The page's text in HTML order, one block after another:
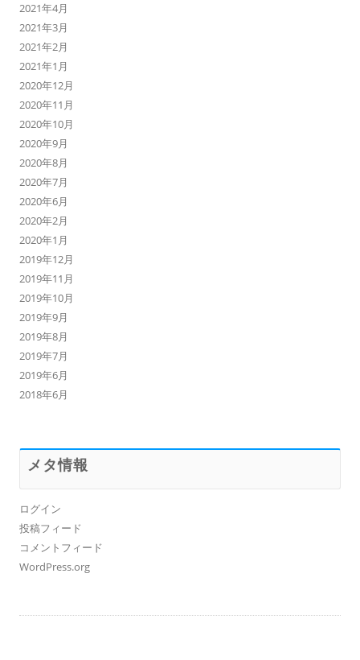
2021年4月
2021年3月
2021年2月
2021年1月
2020年12月
2020年11月
2020年10月
2020年9月
2020年8月
2020年7月
2020年6月
2020年2月
2020年1月
2019年12月
2019年11月
2019年10月
2019年9月
2019年8月
2019年7月
2019年6月
2018年6月
メタ情報
ログイン
投稿フィード
コメントフィード
WordPress.org